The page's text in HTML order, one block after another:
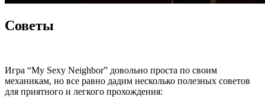
Советы
Игра “My Sexy Neighbor” довольно проста по своим
механикам, но все равно дадим несколько полезных советов
для приятного и легкого прохождения: